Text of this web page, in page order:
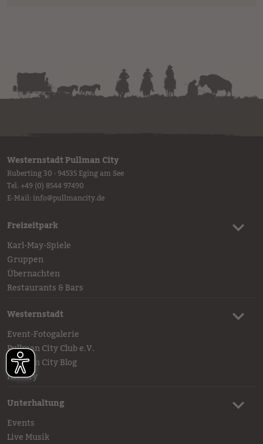
Westernstadt Pullman City
Ruberting 30 · 94535 Eging am See
Tel. +49 (0) 8544 97490
E-Mail:info@pullmancity.de
Freizeitpark
Karl-May-Spiele
Gruppen
Übernachten
Restaurants & Bars
Westernstadt
Event-Fotogalerie
Pullman City Club e.V.
Pullman City Blog
History
Unterhaltung
Events
Live Musik